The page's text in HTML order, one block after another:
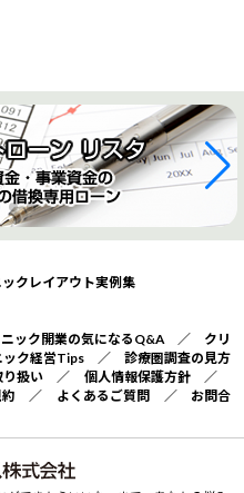
クレイアウト実例集
ック開業の気になるQ&A／ クリ
ック経営Tips／ 診療圏調査の見方
り扱い ／ 個人情報保護方針 ／
／ よくあるご質問 ／ お問合